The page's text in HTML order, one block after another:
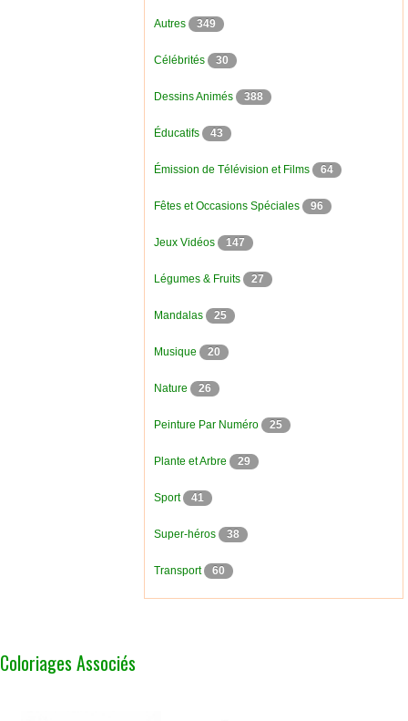
Autres 349
Célébrités 30
Dessins Animés 388
Éducatifs 43
Émission de Télévision et Films 64
Fêtes et Occasions Spéciales 96
Jeux Vidéos 147
Légumes & Fruits 27
Mandalas 25
Musique 20
Nature 26
Peinture Par Numéro 25
Plante et Arbre 29
Sport 41
Super-héros 38
Transport 60
Coloriages Associés